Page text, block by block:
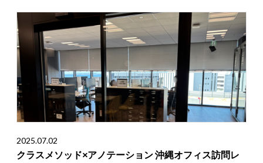
2025.07.02
クラスメソッド×アノテーション 沖縄オフィス訪問レ